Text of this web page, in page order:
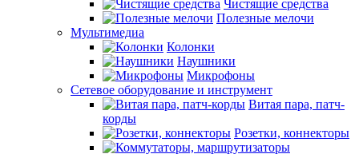
Чистящие средства
Полезные мелочи
Мультимедиа
Колонки
Наушники
Микрофоны
Сетевое оборудование и инструмент
Витая пара, патч-
корды
Розетки, коннекторы